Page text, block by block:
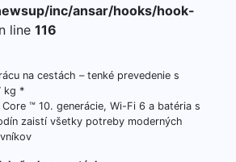
inc/ansar/hooks/hook-
line 116
na cestách – tenké prevedenie s
kg *
™ 10. generácie, Wi-Fi 6 a batéria s
zaistí všetky potreby moderných